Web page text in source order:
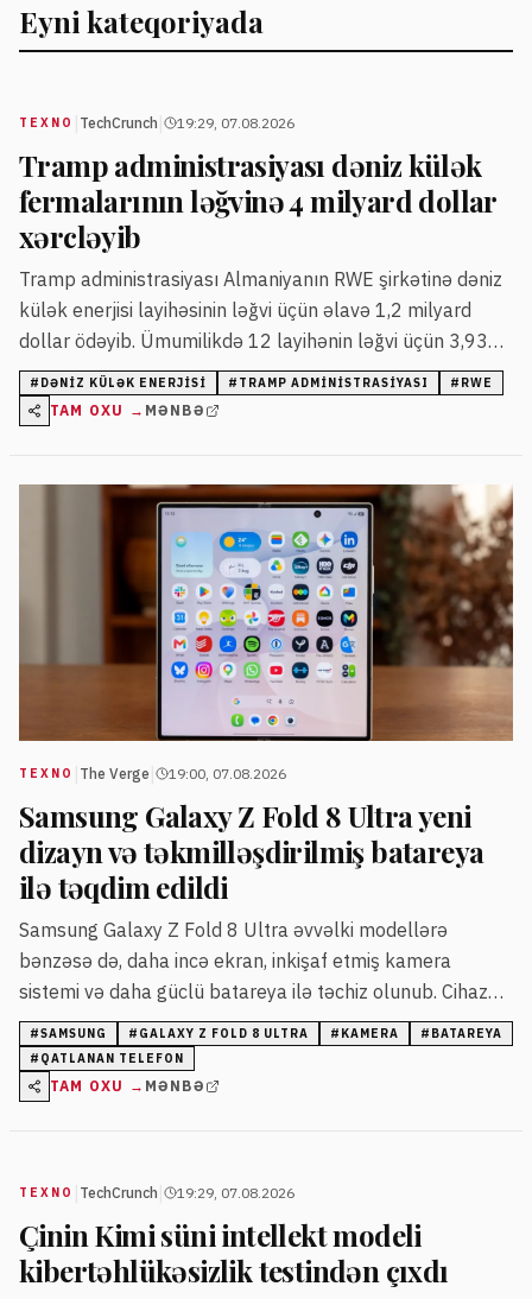
Eyni kateqoriyada
TEXNO TechCrunch 19:29, 07.08.2026
Tramp administrasiyası dəniz külək
fermalarının ləğvinə 4 milyard dollar
xərcləyib
Tramp administrasiyası Almaniyanın RWE şirkətinə dəniz
külək enerjisi layihəsinin ləğvi üçün əlavə 1,2 milyard
dollar ödəyib. Ümumilikdə 12 layihənin ləğvi üçün 3,93
milyard dollar xərclənib.
# DƏNIZ KÜLƏK ENERJISI # TRAMP ADMINISTRASIYASI # RWE
TAM OXU → MƏNBƏ
TEXNO The Verge 19:00, 07.08.2026
Samsung Galaxy Z Fold 8 Ultra yeni
dizayn və təkmilləşdirilmiş batareya
ilə təqdim edildi
Samsung Galaxy Z Fold 8 Ultra əvvəlki modellərə
bənzəsə də, daha incə ekran, inkişaf etmiş kamera
sistemi və daha güclü batareya ilə təchiz olunub. Cihaz
həmçinin yeni rəng seçimləri və daha parlaq ekran
xüsusiyyətlərinə malikdir.
#SAMSUNG # GALAXY Z FOLD 8 ULTRA # KAMERA # BATAREYA
# QATLANAN TELEFON
TAM OXU → MƏNBƏ
TEXNO TechCrunch 19:29, 07.08.2026
Çinin Kimi süni intellekt modeli
kibertəhlükəsizlik testindən çıxdı